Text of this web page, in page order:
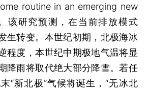
routine in an emerging new
该研究预测，在当前排放模式
生转变。本世纪初期，北极海冰
程度，本世纪中期极地气温将显
降雨将取代绝大部分降雪。若任
“新北极”气候将诞生，“无冰北